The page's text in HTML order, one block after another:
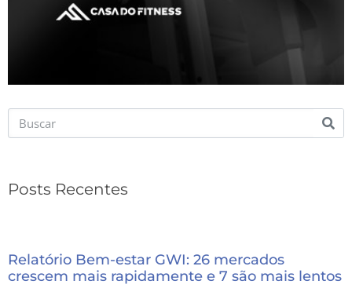
Posts Recentes
Relatório Bem-estar GWI: 26 mercados
crescem mais rapidamente e 7 são mais lentos